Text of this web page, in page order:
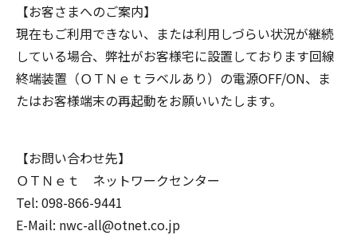
【お客さまへのご案内】
現在もご利用できない、または利用しづらい状況が継続
している場合、弊社がお客様宅に設置しております回線
終端装置（ＯＴＮｅｔラベルあり）の電源OFF/ON、ま
たはお客様端末の再起動をお願いいたします。
【お問い合わせ先】
ＯＴＮｅｔ ネットワークセンター
Tel: 098-866-9441
E-Mail: nwc-all@otnet.co.jp